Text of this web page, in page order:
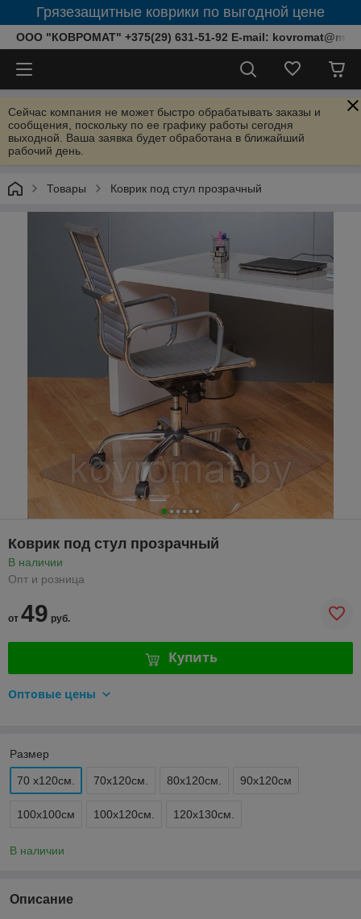
Грязезащитные коврики по выгодной цене
ООО "КОВРОМАТ" +375(29) 631-51-92 E-mail:
Сейчас компания не может быстро обрабатывать заказы и
сообщения, поскольку по ее графику работы сегодня
выходной. Ваша заявка будет обработана в ближайший
рабочий день.
Товары Коврик под стул прозрачный
Коврик под стул прозрачный
В наличии
Опт и розница
от 49 руб.
Купить
Оптовые цены
Размер
70 х120см. 70х120см. 80х120см. 90х120см
100х100см 100х120см. 120х130см.
В наличии
Описание